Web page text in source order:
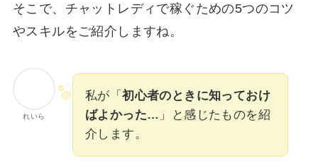
そこで、チャットレディで稼ぐための5つのコツ
やスキルをご紹介しますね。
れいら
私が「初心者のときに知っておけ
ばよかった… 」と感じたものを紹
介します。